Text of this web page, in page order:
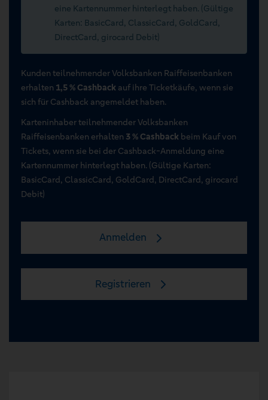
eine Kartennummer hinterlegt haben. (Gültige
Karten: BasicCard, ClassicCard, GoldCard,
DirectCard, girocard Debit)
Kunden teilnehmender Volksbanken Raiffeisenbanken
erhalten 1,5 % Cashback auf ihre Ticketkäufe, wenn sie
sich für Cashback angemeldet haben.
Karteninhaber teilnehmender Volksbanken
Raiffeisenbanken erhalten 3 % Cashback beim Kauf von
Tickets, wenn sie bei der Cashback-Anmeldung eine
Kartennummer hinterlegt haben. (Gültige Karten:
BasicCard, ClassicCard, GoldCard, DirectCard, girocard
Debit)
Anmelden
Registrieren